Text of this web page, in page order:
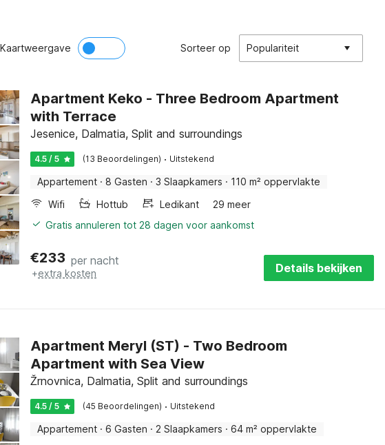
Kaartweergave Sorteer op Populariteit
Apartment Keko - Three Bedroom Apartment
with Terrace
Jesenice, Dalmatia, Split and surroundings
4.5 / 5 (13 Beoordelingen) · Uitstekend
Appartement · 8 Gasten · 3 Slaapkamers · 110 m² oppervlakte
Wifi
Hottub Ledikant
29 meer
Gratis annuleren tot 28 dagen voor aankomst
€233 per nacht
+extra kosten Details bekijken
Apartment Meryl (ST) - Two Bedroom
Apartment with Sea View
Žrnovnica, Dalmatia, Split and surroundings
4.5 / 5 (45 Beoordelingen) · Uitstekend
Appartement · 6 Gasten · 2 Slaapkamers · 64 m² oppervlakte